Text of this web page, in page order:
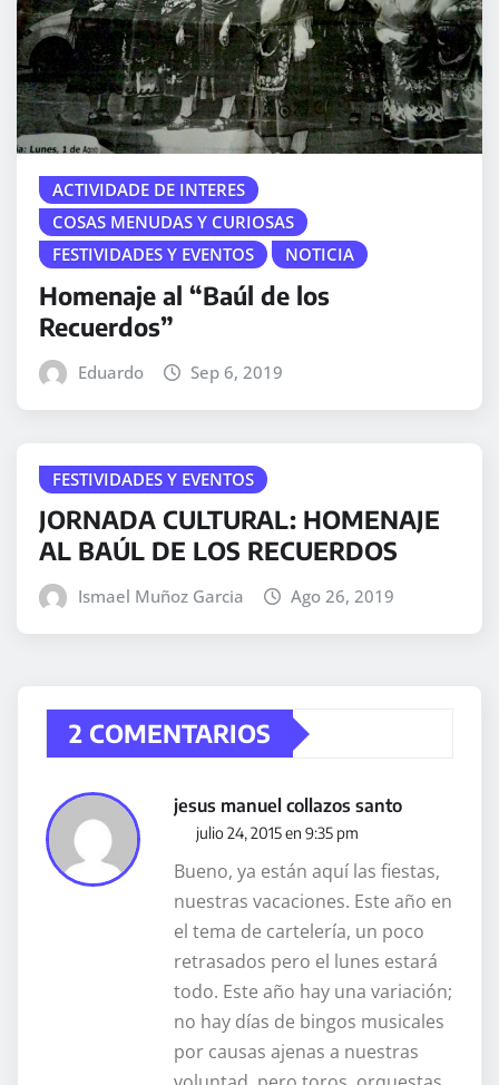
ACTIVIDADE DE INTERES
COSAS MENUDAS Y CURIOSAS
FESTIVIDADES Y EVENTOS
NOTICIA
Homenaje al “Baúl de los
Recuerdos”
Eduardo Sep 6, 2019
FESTIVIDADES Y EVENTOS
JORNADA CULTURAL: HOMENAJE
AL BAÚL DE LOS RECUERDOS
Ismael Muñoz Garcia Ago 26, 2019
2 COMENTARIOS
jesus manuel collazos santo
julio 24, 2015 en 9:35 pm
Bueno, ya están aquí las fiestas,
nuestras vacaciones. Este año en
el tema de cartelería, un poco
retrasados pero el lunes estará
todo. Este año hay una variación;
no hay días de bingos musicales
por causas ajenas a nuestras